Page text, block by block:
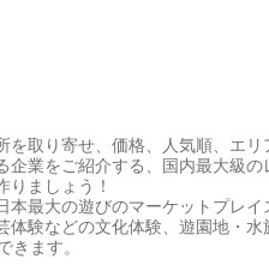
取り寄せ、価格、人気順、エ
業をご紹介する、国内最大級
ましょう！
最大の遊びのマーケットプレイ
験などの文化体験、遊園地・
ます。